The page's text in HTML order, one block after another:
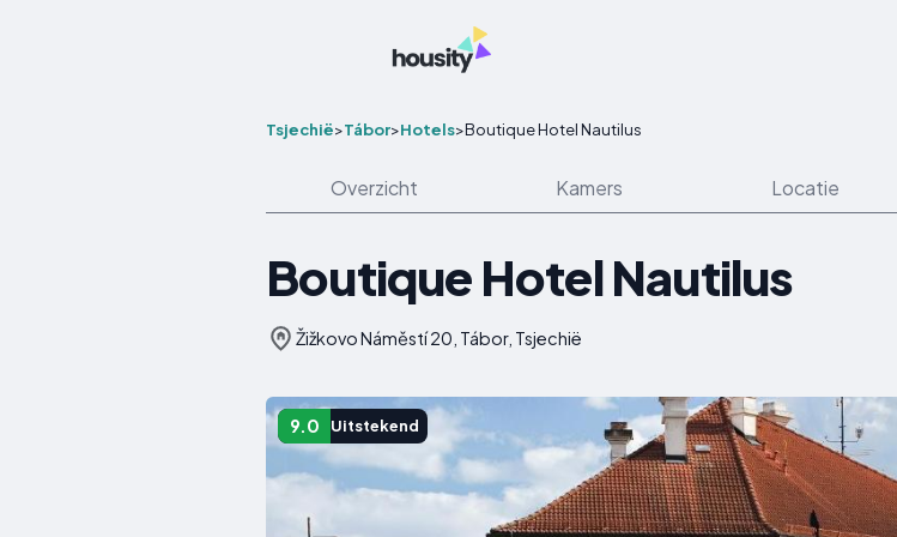
Tsjechië>Tábor>Hotels>Boutique Hotel Nautilus
Overzicht Kamers Locatie
Boutique Hotel Nautilus
Žižkovo Náměstí 20, Tábor, Tsjechië
9.0 Uitstekend